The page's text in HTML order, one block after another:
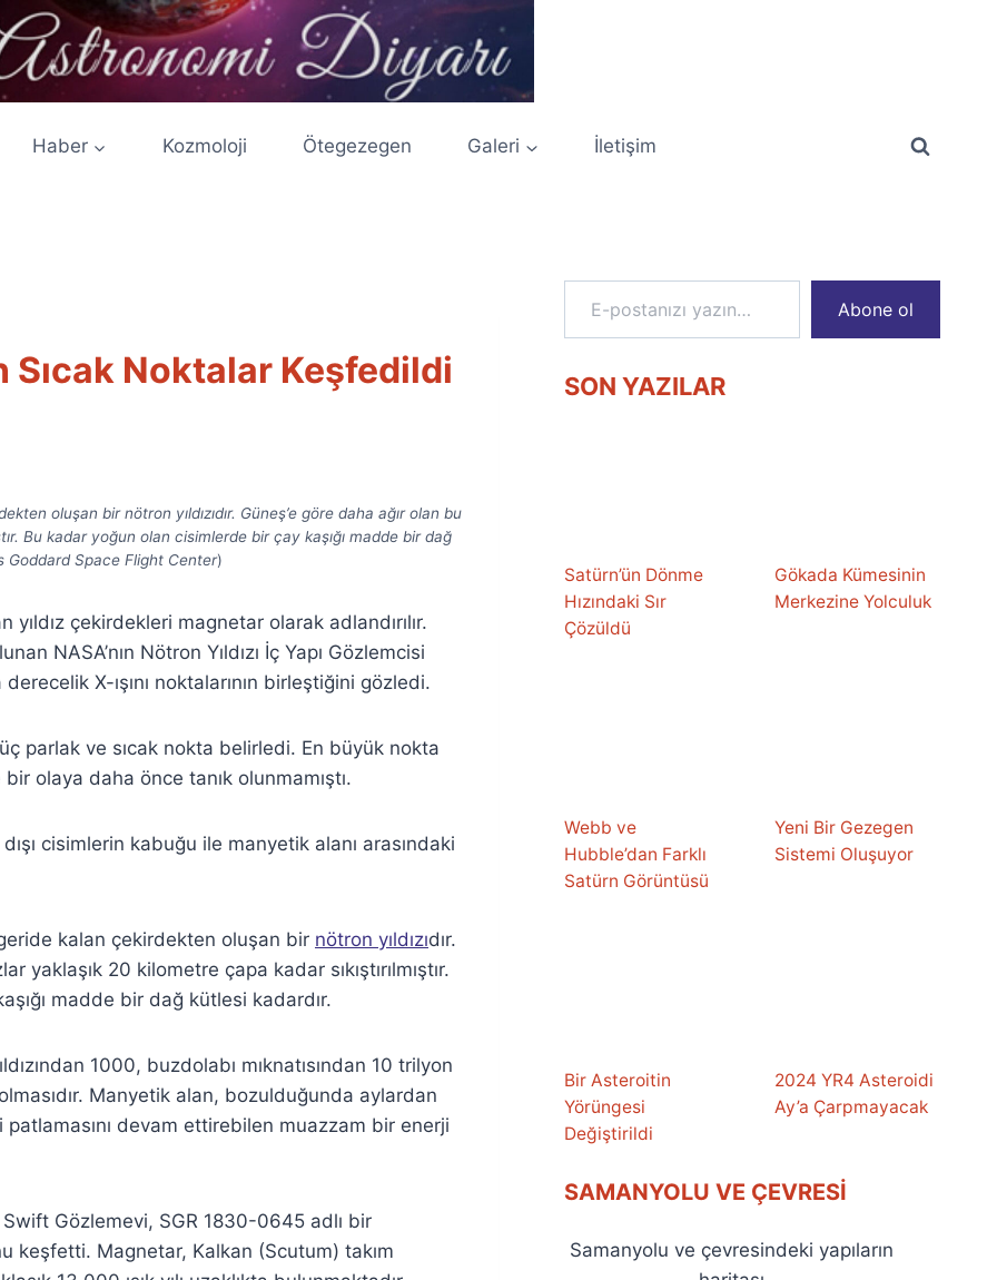
Haber Kozmoloji Ötegezegen Galeri İletişim
Noktalar Keşfedildi
oluşan bir nötron yıldızıdır. Güneş’e göre daha ağır olan bu
Bu kadar yoğun olan cisimlerde bir çay kaşığı madde bir dağ
Goddard Space Flight Center)
çekirdekleri magnetar olarak adlandırılır.
NASA’nın Nötron Yıldızı İç Yapı Gözlemcisi
X-ışını noktalarının birleştiğini gözledi.
parlak ve sıcak nokta belirledi. En büyük nokta
olaya daha önce tanık olunmamıştı.
cisimlerin kabuğu ile manyetik alanı arasındaki
kalan çekirdekten oluşan bir nötron yıldızıdır.
yaklaşık 20 kilometre çapa kadar sıkıştırılmıştır.
madde bir dağ kütlesi kadardır.
1000, buzdolabı mıknatısından 10 trilyon
Manyetik alan, bozulduğunda aylardan
patlamasını devam ettirebilen muazzam bir enerji
Swift Gözlemevi, SGR 1830-0645 adlı bir
keşfetti. Magnetar, Kalkan (Scutum) takım
E-postanızı yazın…
Abone ol
SON YAZILAR
Satürn’ün Dönme
Hızındaki Sır
Çözüldü
Gökada Kümesinin
Merkezine Yolculuk
Webb ve
Hubble’dan Farklı
Satürn Görüntüsü
Yeni Bir Gezegen
Sistemi Oluşuyor
Bir Asteroitin
Yörüngesi
Değiştirildi
2024 YR4 Asteroidi
Ay’a Çarpmayacak
SAMANYOLU VE ÇEVRESI
Samanyolu ve çevresindeki yapıların